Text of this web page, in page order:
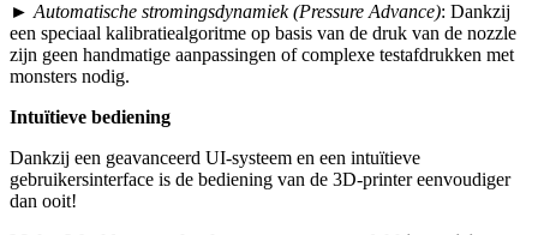
► Automatische stromingsdynamiek (Pressure Advance): Dankzij
een speciaal kalibratiealgoritme op basis van de druk van de nozzle
zijn geen handmatige aanpassingen of complexe testafdrukken met
monsters nodig.
Intuïtieve bediening
Dankzij een geavanceerd UI-systeem en een intuïtieve
gebruikersinterface is de bediening van de 3D-printer eenvoudiger
dan ooit!